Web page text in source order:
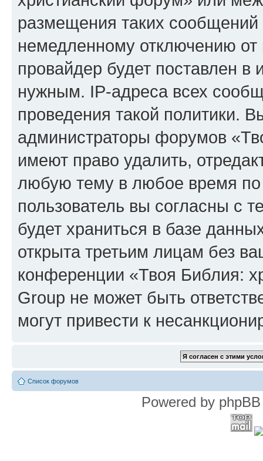
размещения таких
немедленному отключению
провайдер будет поставлен в
нужным. IP-адреса всех
проведения такой политики.
администраторы форумов
имеют право удалить,
любую тему в любое время
пользователь вы согласны с
будет храниться в базе
открыта третьим лицам без
конференции «Твоя Библия:
Group не может быть
могут привести к
Список форумов
Powered by